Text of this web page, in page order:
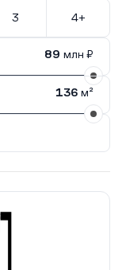
3 4+
89 млн ₽
136 м²